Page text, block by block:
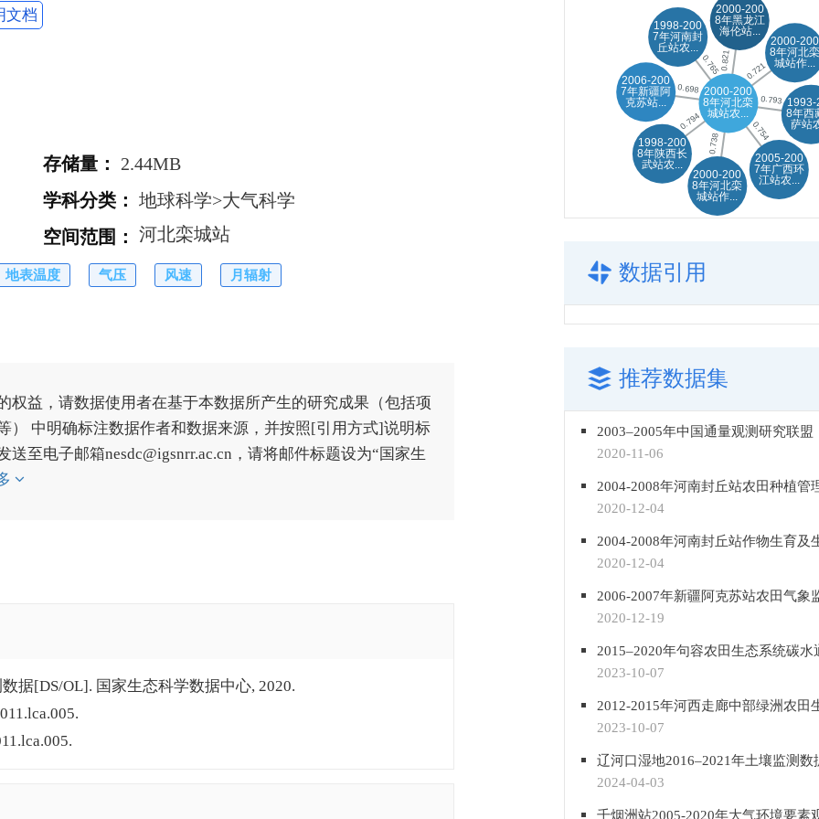
文档
存储量 ：
2.44MB
学科分类 ： 地球科学>大气科学
空间范围 ： 河北栾城站
地表温度 气压 风速 月辐射
益，请数据使用者在基于本数据所产生的研究成果（包括项
） 中明确标注数据作者和数据来源，并按照[引用方式]说明标
至电子邮箱nesdc@igsnrr.ac.cn，请将邮件标题设为“国家生
据[DS/OL]. 国家生态科学数据中心, 2020.
数据引用
推荐数据集
2020-11-06
2020-12-04
2020-12-04
2006-2007年新疆阿克苏站农田气象
2020-12-19
2023-10-07
2023-10-07
辽河口湿地2016–2021年土壤监测数
2024-04-03